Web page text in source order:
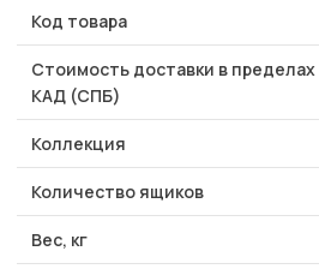
Код товара
Стоимость доставки в пределах
КАД (СПБ)
Коллекция
Количество ящиков
Вес, кг